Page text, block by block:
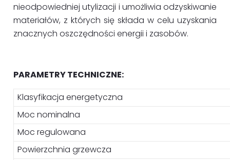
nieodpowiedniej utylizacji i umożliwia odzyskiwanie
materiałów, z których się składa w celu uzyskania
znacznych oszczędności energii i zasobów.
PARAMETRY TECHNICZNE:
Klasyfikacja energetyczna
Moc nominalna
Moc regulowana
Powierzchnia grzewcza